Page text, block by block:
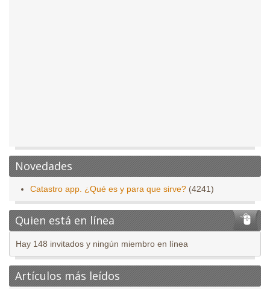
Novedades
Catastro app. ¿Qué es y para que sirve? (4241)
Quien está en línea
Hay 148 invitados y ningún miembro en línea
Artículos más leídos